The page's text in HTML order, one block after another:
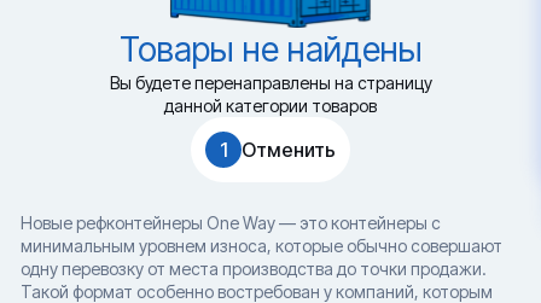
Товары не найдены
Вы будете перенаправлены на страницу
данной категории товаров
1 Отменить
Новые рефконтейнеры One Way — это контейнеры с
минимальным уровнем износа, которые обычно совершают
одну перевозку от места производства до точки продажи.
Такой формат особенно востребован у компаний, которым